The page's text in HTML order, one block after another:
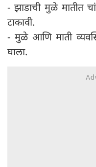
- झाडाची मुळे मातीत
टाकावी.
- मुळे आणि माती
घाला.